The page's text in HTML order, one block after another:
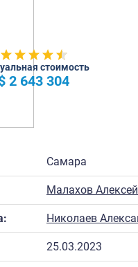
стоимость
2 643 304
Самара
Малахов Алексей
Николаев
25.03.2023